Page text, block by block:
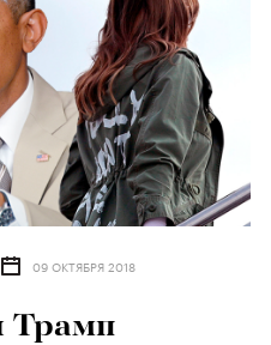
09 ОКТЯБРЯ 2018
Трамп